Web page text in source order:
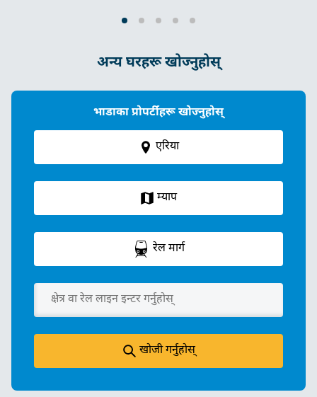
अन्य घरहरू खोज्नुहोस्
भाडाका प्रोपर्टीहरू खोज्नुहोस्
एरिया
म्याप
रेल मार्ग
खोजी गर्नुहोस्